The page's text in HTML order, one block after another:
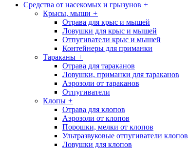
Cредства от насекомых и грызунов +
Крысы, мыши +
Отрава для крыс и мышей
Ловушки для крыс и мышей
Отпугиватели крыс и мышей
Контейнеры для приманки
Тараканы +
Отрава для тараканов
Ловушки, приманки для тараканов
Аэрозоли от тараканов
Отпугиватели
Клопы +
Отрава для клопов
Аэрозоли от клопов
Порошки, мелки от клопов
Ультразвуковые отпугиватели клопов
Ловушки для клопов